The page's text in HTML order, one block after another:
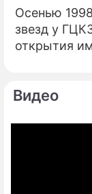
Осенью
звезд у
открытия
Видео